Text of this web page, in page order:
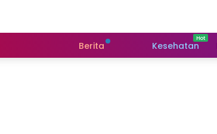
Berita HomeKesehatan